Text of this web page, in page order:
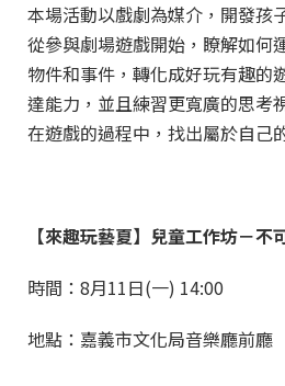
本場活動以戲劇為媒介，開發孩
從參與劇場遊戲開始，瞭解如何
物件和事件，轉化成好玩有趣的
達能力，並且練習更寬廣的思考
在遊戲的過程中，找出屬於自己
【來趣玩藝夏】兒童工作坊－不
時間：8月11日(一) 14:00
地點：嘉義市文化局音樂廳前廳